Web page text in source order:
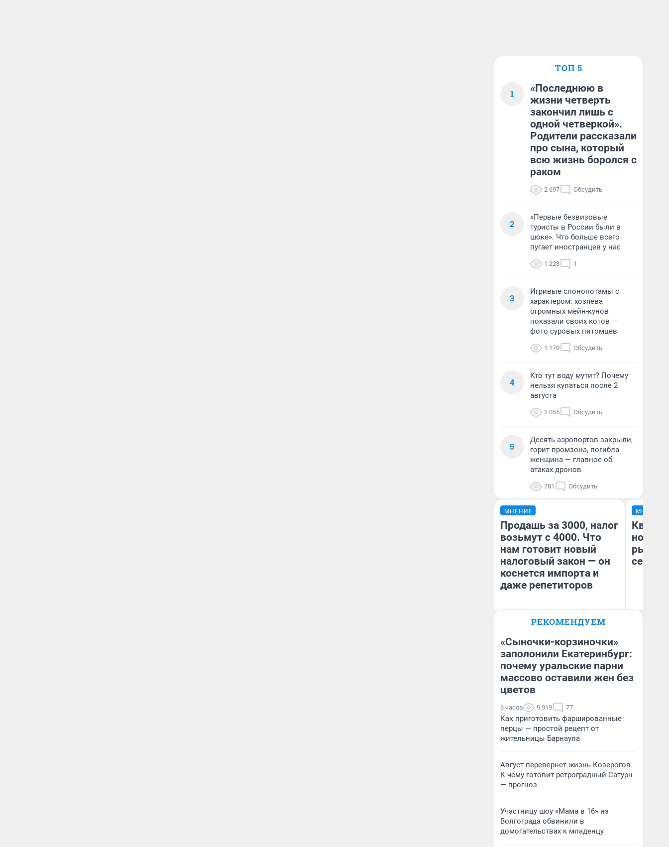
ТОП 5
1
«Последнюю в
жизни четверть
закончил лишь с
одной четверкой».
Родители рассказали
про сына, который
всю жизнь боролся с
раком
2 697 Обсудить
2
«Первые безвизовые
туристы в России были в
шоке». Что больше всего
пугает иностранцев у нас
1 228 1
3
Игривые слонопотамы с
характером: хозяева
огромных мейн-кунов
показали своих котов —
фото суровых питомцев
1 170 Обсудить
4
Кто тут воду мутит? Почему
нельзя купаться после 2
августа
1 055 Обсудить
5
Десять аэропортов закрыли,
горит промзона, погибла
женщина — главное об
атаках дронов
781 Обсудить
МНЕНИЕ
Продашь за 3000, налог
возьмут с 4000. Что
нам готовит новый
налоговый закон — он
коснется импорта и
даже репетиторов
Анастасия Завгородняя
МНЕНИЕ
но
рынок
РЕКОМЕНДУЕМ
«Сыночки-корзиночки»
заполонили Екатеринбург:
почему уральские парни
массово оставили жен без
цветов
6 часов 9 919 77
Как приготовить фаршированные
перцы — простой рецепт от
жительницы Барнаула
Август перевернет жизнь Козерогов.
К чему готовит ретроградный Сатурн
— прогноз
Участницу шоу «Мама в 16» из
Волгограда обвинили в
домогательствах к младенцу